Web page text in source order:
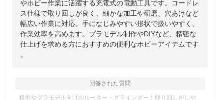
やホビー作業に活躍する充電式の電動工具です。コードレ
ス仕様で取り回しが良く、細かな加工や研磨、穴あけなど
幅広い作業に対応。手になじみやすい形状で扱いやすく、
作業効率を高めます。プラモデル制作やDIYなど、精密な
仕上げを求める方におすすめの便利なホビーアイテムです
。
回答された質問
模型やプラモデル向けのルーター・グラインダー！取り回しがしや